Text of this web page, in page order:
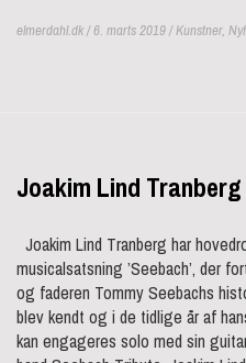
elmerdahl.dk / 6. marts 2019 /Kunstner,
Joakim Lind Tranberg
Joakim Lind Tranberg har
musicalsatsning ’Seebach’, der
og faderen Tommy Seebachs
blev kendt og i de tidlige år af
kan engageres solo med sin